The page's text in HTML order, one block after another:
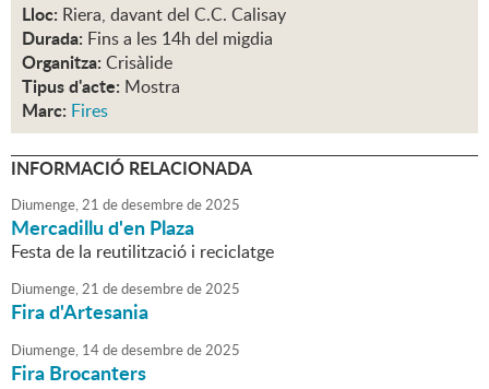
Lloc: Riera, davant del C.C. Calisay
Durada: Fins a les 14h del migdia
Organitza: Crisàlide
Tipus d'acte: Mostra
Marc: Fires
INFORMACIÓ RELACIONADA
Diumenge,21 dedesembrede2025
Mercadillu d'en Plaza
Festa de la reutilització i reciclatge
Diumenge,21 dedesembrede2025
Fira d'Artesania
Diumenge, 14dedesembrede2025
Fira Brocanters